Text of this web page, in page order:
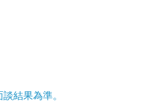
結果為準。